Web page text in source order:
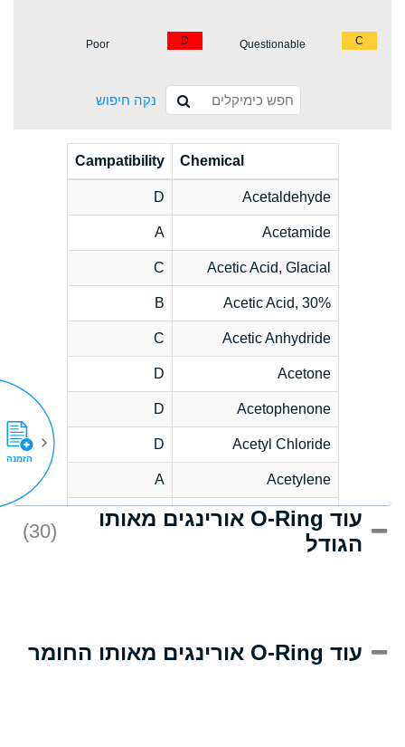
C
Questionable
D
Poor
נקה חיפוש
Chemical
Campatibility
Acetaldehyde
D
Acetamide
A
Acetic Acid, Glacial
C
Acetic Acid, 30%
B
Acetic Anhydride
C
Acetone
D
Acetophenone
D
Acetyl Chloride
D
Acetylene
A
Acrlylonitrile
D
Adipic Acid
(Aqueous)
עוד O-Ring אורינגים מאותו
הגודל
(30)
עוד O-Ring אורינגים מאותו החומר
הזמנה